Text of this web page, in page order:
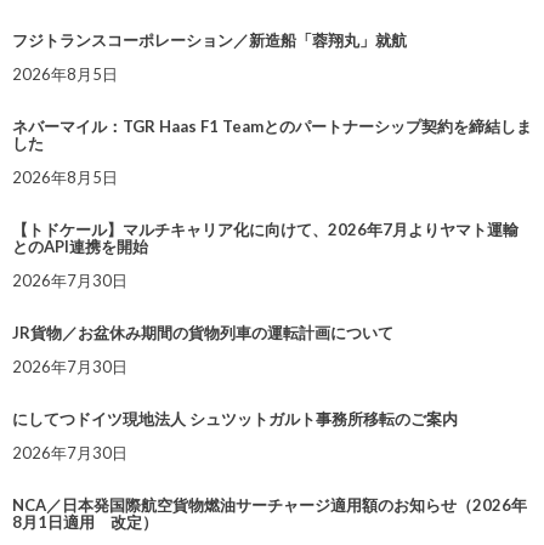
フジトランスコーポレーション／新造船「蓉翔丸」就航
2026年8月5日
ネバーマイル：TGR Haas F1 Teamとのパートナーシップ契約を締結しま
した
2026年8月5日
【トドケール】マルチキャリア化に向けて、2026年7月よりヤマト運輸
とのAPI連携を開始
2026年7月30日
JR貨物／お盆休み期間の貨物列車の運転計画について
2026年7月30日
にしてつドイツ現地法人 シュツットガルト事務所移転のご案内
2026年7月30日
NCA／日本発国際航空貨物燃油サーチャージ適用額のお知らせ（2026年
8月1日適用 改定）